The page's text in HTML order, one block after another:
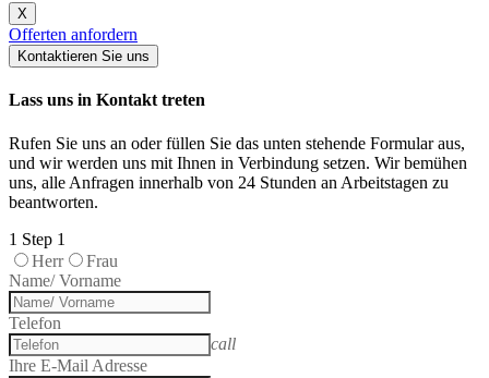
X
Offerten anfordern
Kontaktieren Sie uns
Lass uns in Kontakt treten
Rufen Sie uns an oder füllen Sie das unten stehende Formular aus,
und wir werden uns mit Ihnen in Verbindung setzen. Wir bemühen
uns, alle Anfragen innerhalb von 24 Stunden an Arbeitstagen zu
beantworten.
1 Step 1
Herr
Frau
Name/ Vorname
Telefon
call
Ihre E-Mail Adresse